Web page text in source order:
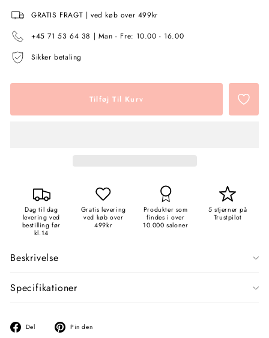
GRATIS FRAGT | ved køb over 499kr
+45 71 53 64 38 | Man - Fre: 10.00 - 16.00
Sikker betaling
Tilføj Til Kurv
Dag til dag
levering ved
bestilling før
kl.14
Gratis levering
ved køb over
499kr
Produkter som
findes i over
10.000 saloner
5 stjerner på
Trustpilot
Beskrivelse
Specifikationer
Del
Del
Pin den